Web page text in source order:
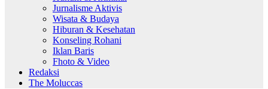
Jurnalisme Aktivis
Wisata & Budaya
Hiburan & Kesehatan
Konseling Rohani
Iklan Baris
Fhoto & Video
Redaksi
The Moluccas